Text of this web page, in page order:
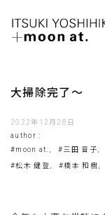
大掃除完了〜
2022年12月28日
author :
#moon at.,
#三田 音子,
#松木 健登, #橋本 和樹,